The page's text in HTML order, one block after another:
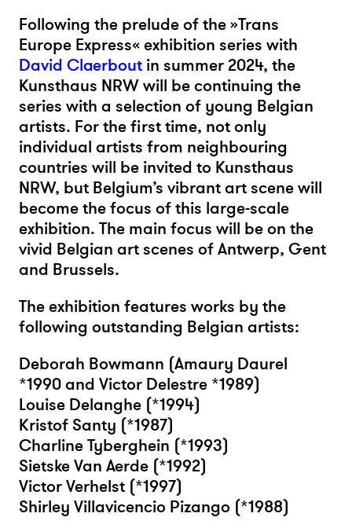
Following the prelude of the »Trans
Europe Express« exhibition series with
David Claerbout in summer 2024, the
Kunsthaus NRW will be continuing the
series with a selection of young Belgian
artists. For the first time, not only
individual artists from neighbouring
countries will be invited to Kunsthaus
NRW, but Belgium’s vibrant art scene will
become the focus of this large-scale
exhibition. The main focus will be on the
vivid Belgian art scenes of Antwerp, Gent
and Brussels.
The exhibition features works by the
following outstanding Belgian artists:
Deborah Bowmann (Amaury Daurel
*1990 and Victor Delestre *1989)
Louise Delanghe (*1994)
Kristof Santy (*1987)
Charline Tyberghein (*1993)
Sietske Van Aerde (*1992)
Victor Verhelst (*1997)
Shirley Villavicencio Pizango (*1988)